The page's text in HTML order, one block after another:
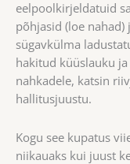
eelpoolkirjeldatuid
põhjasid (loe
sügavkülma
hakitud küüslauku
nahkadele, katsin
hallitusjuustu.
Kogu see kupatus
niikauaks kui juust